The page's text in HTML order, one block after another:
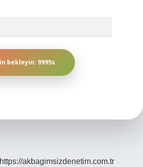
https://akbagimsizdenetim.com.tr